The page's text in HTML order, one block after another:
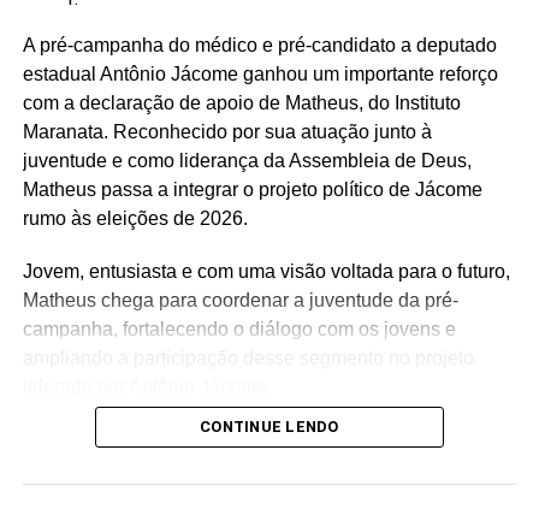
Wesley Mendes (BA)
Mãe Bernadete de Oxóssi (BA)
Ariane Magalhães (RJ)
O PSOL afirma ser a favor da liberdade religiosa e
combate o racismo religioso. Segundo a sigla, entre seus
filiados, há pessoas que se candidataram em defesa da
causa, sendo esta uma iniciativa desenvolvida por esse
A pré-campanha do médico e pré-candidato a deputado
estadual Antônio Jácome ganhou um importante reforço
com a declaração de apoio de Matheus, do Instituto
Maranata. Reconhecido por sua atuação junto à
juventude e como liderança da Assembleia de Deus,
Matheus passa a integrar o projeto político de Jácome
rumo às eleições de 2026.
Jovem, entusiasta e com uma visão voltada para o futuro,
Matheus chega para coordenar a juventude da pré-
campanha, fortalecendo o diálogo com os jovens e
Ao declarar seu apoio, Matheus afirmou acreditar na
CONTINUE LENDO